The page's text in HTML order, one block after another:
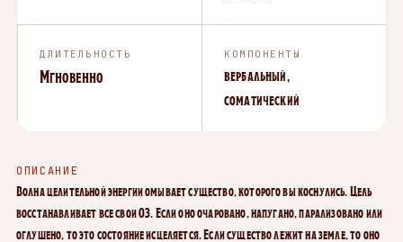
ДЛИТЕЛЬНОСТЬ
Мгновенно
КОМПОНЕНТЫ
вербальный,
соматический
ОПИСАНИЕ
Волна целительной энергии омывает существо, которого вы коснулись. Цель
восстанавливает все свои ОЗ. Если оно очаровано, напугано, парализовано или
оглушено, то это состояние исцеляется. Если существо лежит на земле, то оно